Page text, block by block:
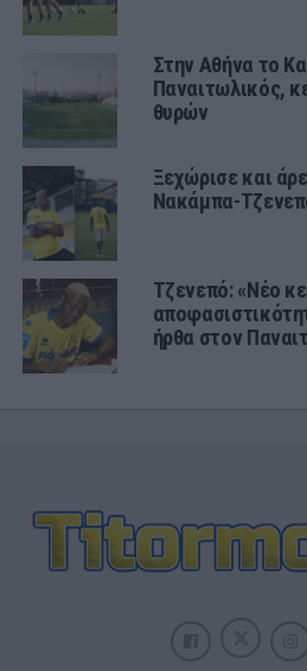
Στην Αθήνα το
Παναιτωλικός,
θυρών
Ξεχώρισε και
Νακάμπα-
Τζενεπό: «Νέο
ήρθα στον